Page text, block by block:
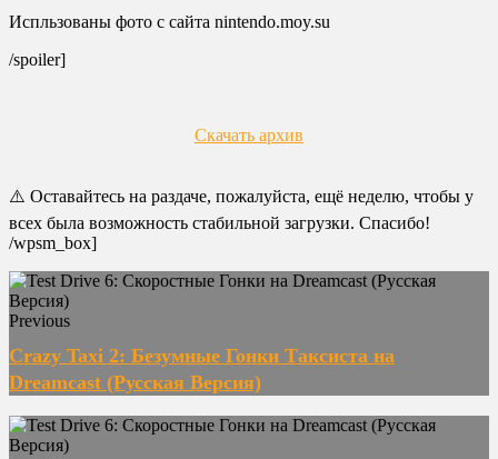
Испльзованы фото с сайта nintendo.moy.su
/spoiler]
Скачать архив
⚠️ Оставайтесь на раздаче, пожалуйста, ещё неделю, чтобы у
всех была возможность стабильной загрузки. Спасибо!
/wpsm_box]
Previous
Crazy Taxi 2: Безумные Гонки Таксиста на
Dreamcast (Русская Версия)